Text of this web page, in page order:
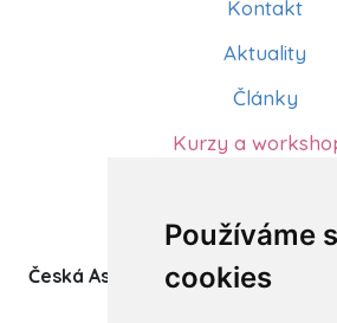
Používáme
cookies
Kontakt
Aktuality
Články
Kurzy a
Sídlo ČADBT
Česká Asociace Dětských Bobath